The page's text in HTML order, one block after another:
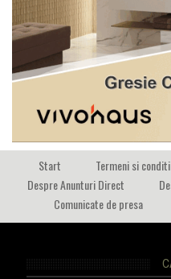
Start Termeni si
Despre Anunturi Direct
Comunicate de presa